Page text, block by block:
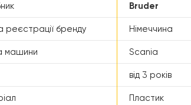
Bruder
реєстрації бренду Німеччина
машини Scania
від 3 років
Пластик